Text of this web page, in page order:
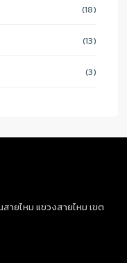
(18)
(13)
(3)
ายไหม แขวงสายไหม เขต